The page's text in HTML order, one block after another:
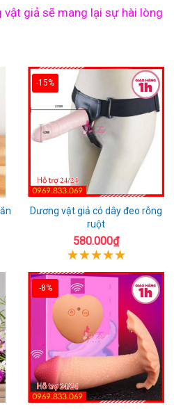
vật giả sẽ mang lại sự hài lòng
-15%
Dương vật giả có dây đeo rỗng
ruột
580.000₫
-8%